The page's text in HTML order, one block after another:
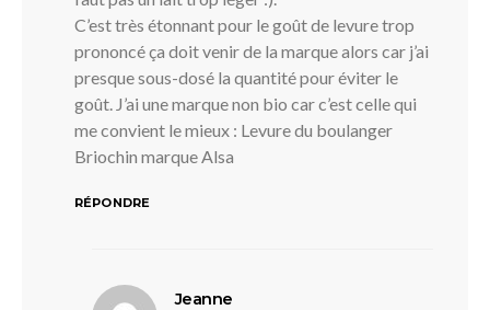
C’est très étonnant pour le goût de levure trop
prononcé ça doit venir de la marque alors car j’ai
presque sous-dosé la quantité pour éviter le
goût. J’ai une marque non bio car c’est celle qui
me convient le mieux : Levure du boulanger
Briochin marque Alsa
RÉPONDRE
Jeanne